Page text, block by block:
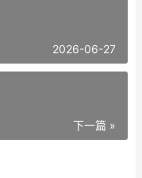
2026-06-27
下一篇 »